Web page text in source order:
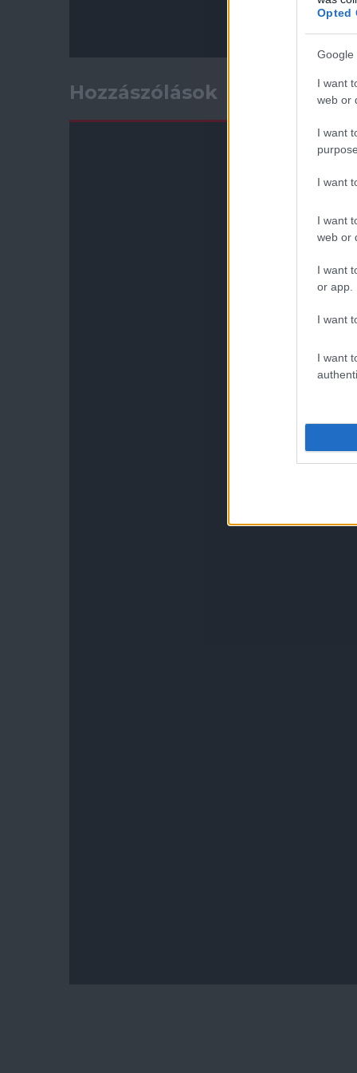
Opted
Google
I want
web or
I want
I want
I want
web or
I want
or app.
I want
I want
Hozzászólások